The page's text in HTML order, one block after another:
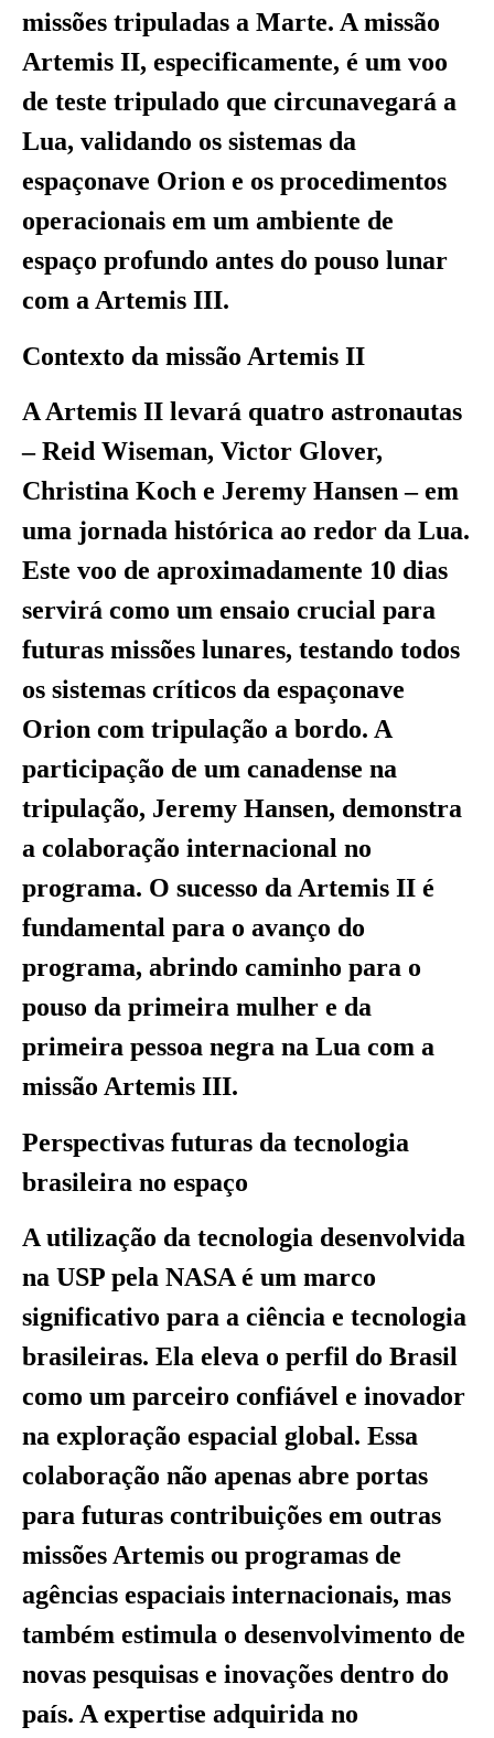
missões tripuladas a Marte. A missão
Artemis II, especificamente, é um voo
de teste tripulado que circunavegará a
Lua, validando os sistemas da
espaçonave Orion e os procedimentos
operacionais em um ambiente de
espaço profundo antes do pouso lunar
com a Artemis III.
Contexto da missão Artemis II
A Artemis II levará quatro astronautas
– Reid Wiseman, Victor Glover,
Christina Koch e Jeremy Hansen – em
uma jornada histórica ao redor da Lua.
Este voo de aproximadamente 10 dias
servirá como um ensaio crucial para
futuras missões lunares, testando todos
os sistemas críticos da espaçonave
Orion com tripulação a bordo. A
participação de um canadense na
tripulação, Jeremy Hansen, demonstra
a colaboração internacional no
programa. O sucesso da Artemis II é
fundamental para o avanço do
programa, abrindo caminho para o
pouso da primeira mulher e da
primeira pessoa negra na Lua com a
missão Artemis III.
Perspectivas futuras da tecnologia
brasileira no espaço
A utilização da tecnologia desenvolvida
na USP pela NASA é um marco
significativo para a ciência e tecnologia
brasileiras. Ela eleva o perfil do Brasil
como um parceiro confiável e inovador
na exploração espacial global. Essa
colaboração não apenas abre portas
para futuras contribuições em outras
missões Artemis ou programas de
agências espaciais internacionais, mas
também estimula o desenvolvimento de
novas pesquisas e inovações dentro do
país. A expertise adquirida no